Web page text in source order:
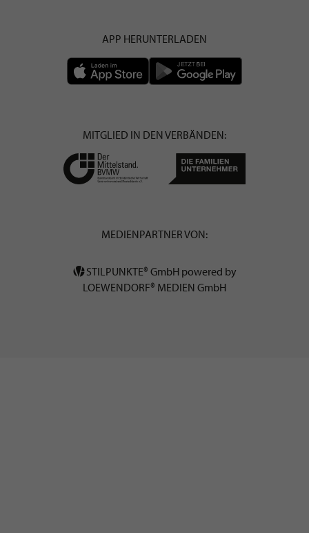
APP HERUNTERLADEN
MITGLIED IN DEN VERBÄNDEN:
MEDIENPARTNER VON:
STILPUNKTE® GmbH powered by
LOEWENDORF® MEDIEN GmbH